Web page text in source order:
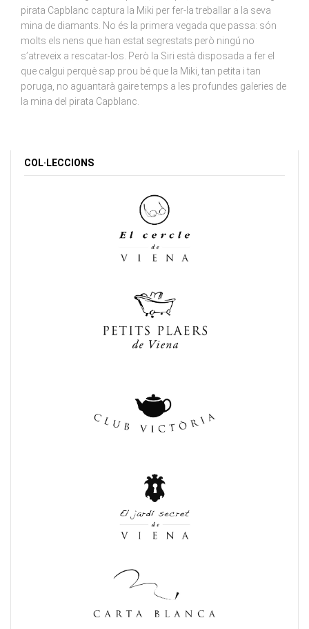
pirata Capblanc captura la Miki per fer-la treballar a la seva
mina de diamants. No és la primera vegada que passa: són
molts els nens que han estat segrestats però ningú no
s’atreveix a rescatar-los. Però la Siri està disposada a fer el
que calgui perquè sap prou bé que la Miki, tan petita i tan
poruga, no aguantarà gaire temps a les profundes galeries de
la mina del pirata Capblanc.
COL·LECCIONS